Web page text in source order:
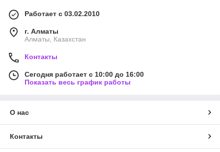
Работает с 03.02.2010
г. Алматы
Алматы, Казахстан
Контакты
Сегодня работает с 10:00 до 16:00
Показать весь график работы
О нас
Контакты